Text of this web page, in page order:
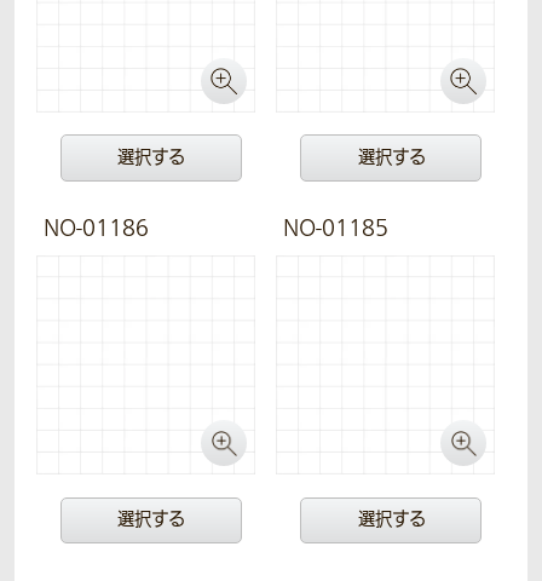
選択する 選択する
NO-01186
選択する
NO-01185
選択する